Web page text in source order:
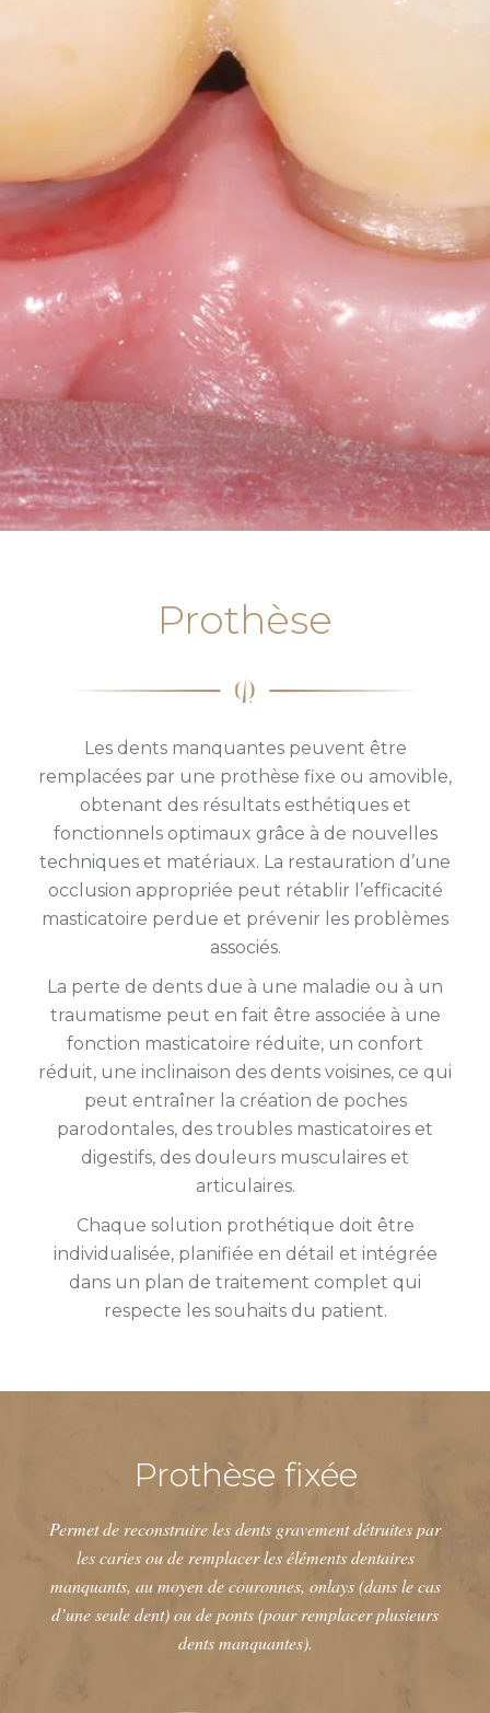
Prothèse
Les dents manquantes peuvent être
remplacées par une prothèse fixe ou amovible,
obtenant des résultats esthétiques et
fonctionnels optimaux grâce à de nouvelles
techniques et matériaux. La restauration d’une
occlusion appropriée peut rétablir l’efficacité
masticatoire perdue et prévenir les problèmes
associés.
La perte de dents due à une maladie ou à un
traumatisme peut en fait être associée à une
fonction masticatoire réduite, un confort
réduit, une inclinaison des dents voisines, ce qui
peut entraîner la création de poches
parodontales, des troubles masticatoires et
digestifs, des douleurs musculaires et
articulaires.
Chaque solution prothétique doit être
individualisée, planifiée en détail et intégrée
dans un plan de traitement complet qui
respecte les souhaits du patient.
Prothèse fixée
Permet de reconstruire les dents gravement détruites par
les caries ou de remplacer les éléments dentaires
manquants, au moyen de couronnes, onlays (dans le cas
d’une seule dent) ou de ponts (pour remplacer plusieurs
dents manquantes).